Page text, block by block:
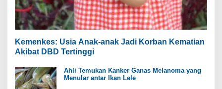
Kemenkes: Usia Anak-anak Jadi Korban Kematian
Akibat DBD Tertinggi
Ahli Temukan Kanker Ganas Melanoma yang
Menular antar Ikan Lele